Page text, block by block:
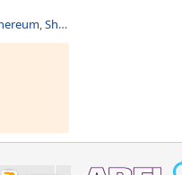
,Shiba Inu